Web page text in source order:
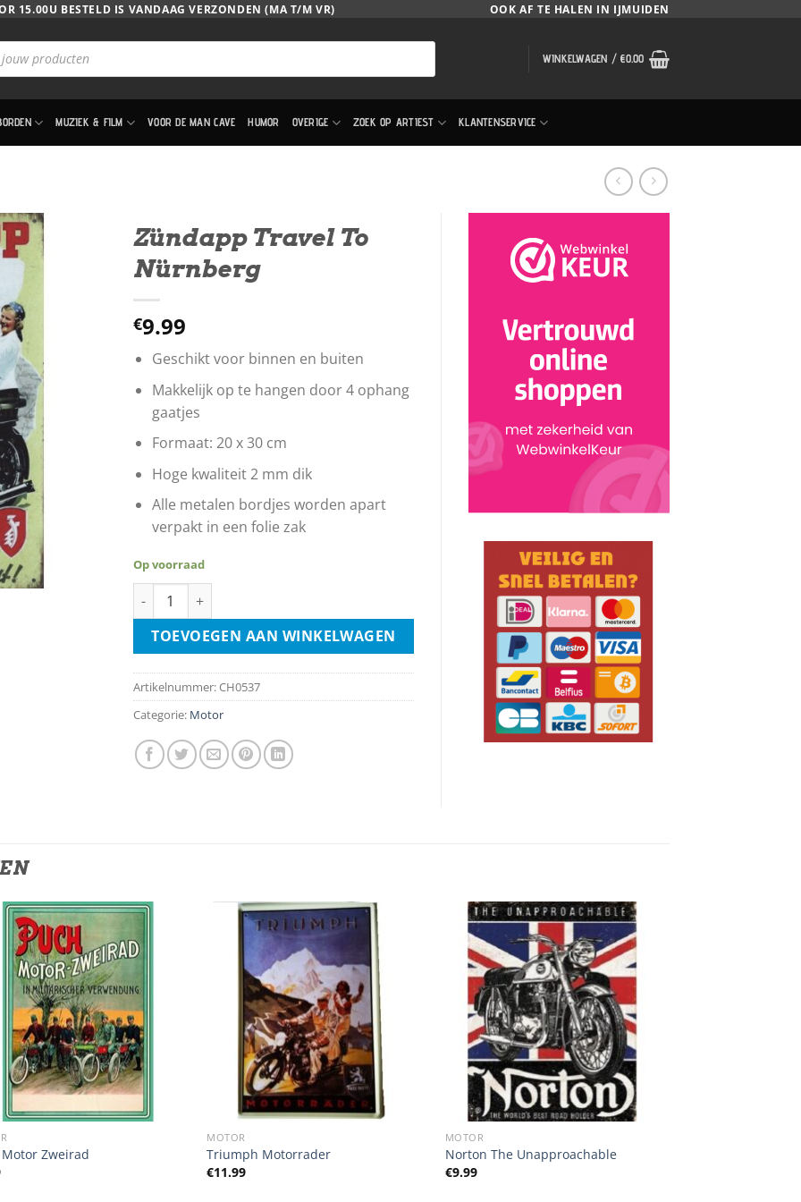
15.00U BESTELD IS VANDAAG VERZONDEN (MA T/M VR) OOK AF TE HALEN IN IJMUIDEN
WINKELWAGEN /€0.00
MUZIEK & FILM VOOR DE MAN CAVE HUMOR OVERIGE ZOEK OP ARTIEST KLANTENSERVICE
Zündapp Travel To
Nürnberg
€9.99
Geschikt voor binnen en buiten
Makkelijk op te hangen door 4 ophang
gaatjes
Formaat: 20 x 30 cm
Hoge kwaliteit 2 mm dik
Alle metalen bordjes worden apart
verpakt in een folie zak
Op voorraad
Zündapp Travel To Nürnberg aantal
TOEVOEGEN AAN WINKELWAGEN
Artikelnummer:CH0537
Categorie: Motor
Zweirad
MOTOR
Triumph Motorrader
€11.99
MOTOR
Norton The Unapproachable
€9.99